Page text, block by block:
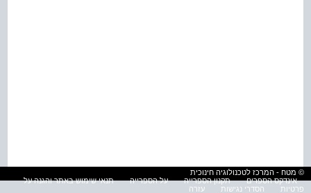
© מטח - המרכז לטכנולוגיה חינוכית
אינדקס הספרים
תקנון הספרייה על הספרייה
תנאי שימוש באתר והגנה על
פרטיות
הסדרי נגישות עזרה